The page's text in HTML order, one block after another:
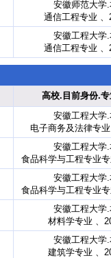
安徽师范大学
通信工程专业 、
安徽工程大学
通信工程专业 、
高校.目前身份.
安徽工程大学
电子商务及法律专
安徽工程大学
食品科学与工程专业
安徽工程大学
食品科学与工程专业
安徽工程大学
材料学专业 、
安徽工程大学
建筑学专业 、